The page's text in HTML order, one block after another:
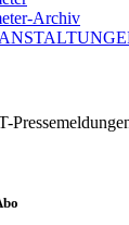
Archiv